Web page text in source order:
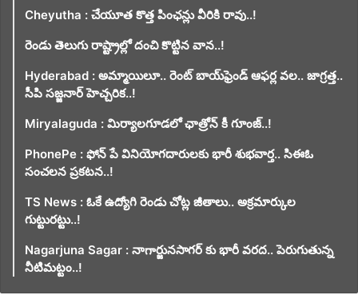
Cheyutha : చేయూత కొత్త పింఛన్లు వీరికి రావు..!
రెండు తెలుగు రాష్ట్రాల్లో దంచి కొట్టిన వాన..!
Hyderabad : అమ్మాయిలూ.. రెంట్ బాయ్‌ఫ్రెండ్ ఆఫర్ల వల.. జాగ్రత్త..
సీపి సజ్జనార్ హెచ్చరిక..!
Miryalaguda : మిర్యాలగూడలో ఛాత్రోన్ కీ గూంజ్..!
PhonePe : ఫోన్ పే వినియోగదారులకు భారీ శుభవార్త.. సిఈఓ
సంచలన ప్రకటన..!
TS News : ఓకే ఉద్యోగి రెండు చోట్ల జీతాలు.. అక్రమార్కుల
గుట్టురట్టు..!
Nagarjuna Sagar : నాగార్జునసాగర్ కు భారీ వరద.. పెరుగుతున్న
నీటిమట్టం..!